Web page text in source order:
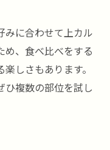
みに合わせて上カル
め、食べ比べをする
しさもあります。
ひ複数の部位を試し